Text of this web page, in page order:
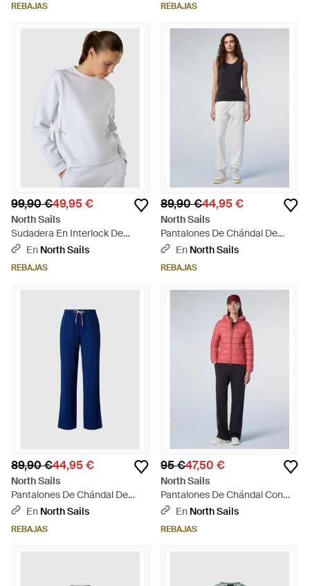
REBAJAS REBAJAS
99,90 €49,95 €
North Sails
Sudadera En Interlock De
Cuello Redondo - Gris
En North Sails
REBAJAS
89,90 €44,95 €
North Sails
Pantalones De Chándal De
Felpa De Rizo - Blanco
En North Sails
REBAJAS
89,90 €44,95 €
North Sails
Pantalones De Chándal De
Felpa De Rizo - Azul
En North Sails
REBAJAS
95 €47,50 €
North Sails
Pantalones De Chándal Con
Canesú Trasero - Rojo
En North Sails
REBAJAS